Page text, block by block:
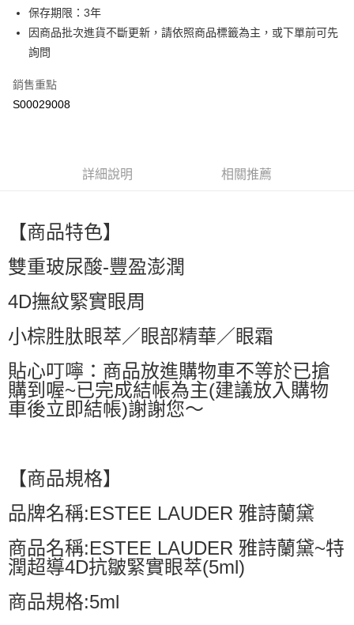
街口支付
全盈+PAY
ATM付款
萊爾富取貨付款
每筆NT$60，滿NT$599(含以上)免運費
付款後萊爾富取貨
每筆NT$60，滿NT$599(含以上)免運費
7-11付款取貨
每筆NT$60，滿NT$599(含以上)免運費
付款後7-11取貨
每筆NT$60，滿NT$599(含以上)免運費
每筆NT$80，滿NT$799(含以上)免運費
保存期限：3年
因商品批次進貨不斷更新，請依照商品標籤為主，或下單前可先
詢問
銷售重點
S00029008
詳細說明 相關推薦
【商品特色】
雙重玻尿酸-豐盈澎潤
4D撫紋緊實眼周
小棕胜肽眼萃／眼部精華／眼霜
貼心叮嚀：商品放進購物車不等於已搶
購到喔~已完成結帳為主(建議放入購物
車後立即結帳)謝謝您～
【商品規格】
品牌名稱:ESTEE LAUDER 雅詩蘭黛
商品名稱:ESTEE LAUDER 雅詩蘭黛~特
潤超導4D抗皺緊實眼萃(5ml)
商品規格:5ml